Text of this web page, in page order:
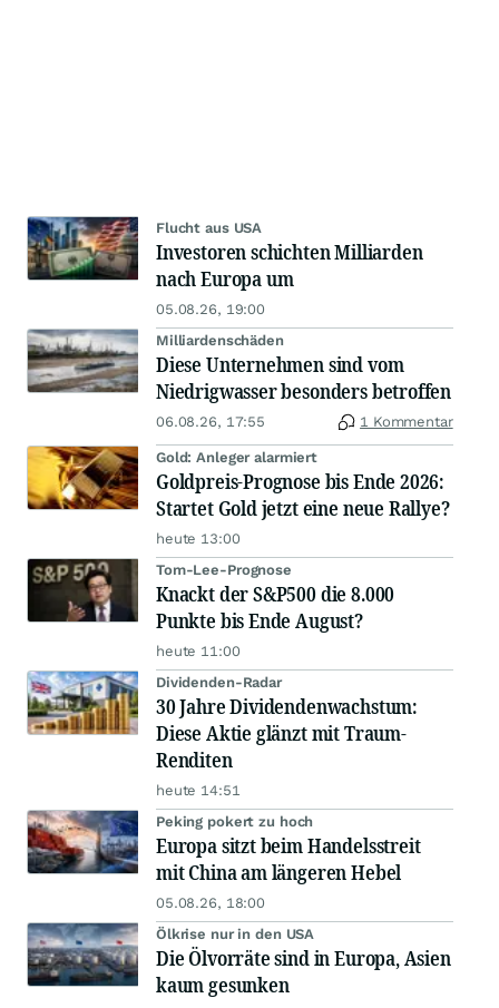
Flucht aus USA
Investoren schichten Milliarden
nach Europa um
05.08.26, 19:00
Milliardenschäden
Diese Unternehmen sind vom
Niedrigwasser besonders betroffen
06.08.26, 17:55 1 Kommentar
Gold: Anleger alarmiert
Goldpreis-Prognose bis Ende 2026:
Startet Gold jetzt eine neue Rallye?
heute 13:00
Tom-Lee-Prognose
Knackt der S&P500 die 8.000
Punkte bis Ende August?
heute 11:00
Dividenden-Radar
30 Jahre Dividendenwachstum:
Diese Aktie glänzt mit Traum-
Renditen
heute 14:51
Peking pokert zu hoch
Europa sitzt beim Handelsstreit
mit China am längeren Hebel
05.08.26, 18:00
Ölkrise nur in den USA
Die Ölvorräte sind in Europa, Asien
kaum gesunken